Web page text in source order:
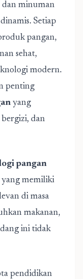
dan minuman
Setiap
pangan,
sehat,
modern.
penting
yang
dan
pangan
yang memiliki
di masa
makanan,
ini tidak
pendidikan